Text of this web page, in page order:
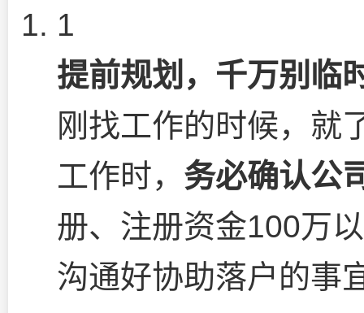
1
提前规划，千万别临
刚找工作的时候，就
工作时， 务必确认公
册、注册资金100万
沟通好协助落户的事